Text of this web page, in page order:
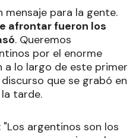
mensaje para la gente.
afrontar fueron los
. Queremos
por el enorme
a lo largo de este primer
que se grabó en
tarde.
argentinos son los